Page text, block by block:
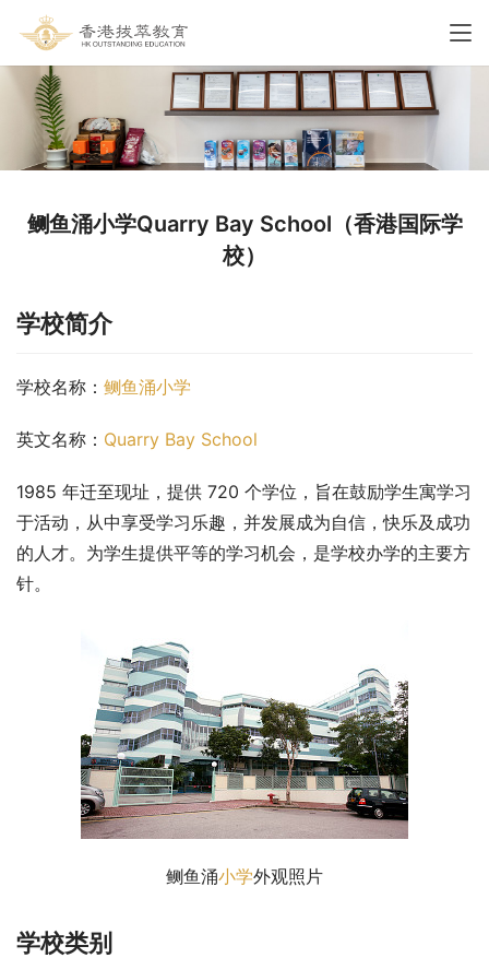
鲗鱼涌小学Quarry Bay School（香港国际学
校）
学校简介
学校名称： 鲗鱼涌小学
英文名称： Quarry Bay School
1985 年迁至现址，提供 720 个学位，旨在鼓励学生寓学习
于活动，从中享受学习乐趣，并发展成为自信，快乐及成功
的人才。为学生提供平等的学习机会，是学校办学的主要方
针。
鲗鱼涌小学外观照片
学校类别